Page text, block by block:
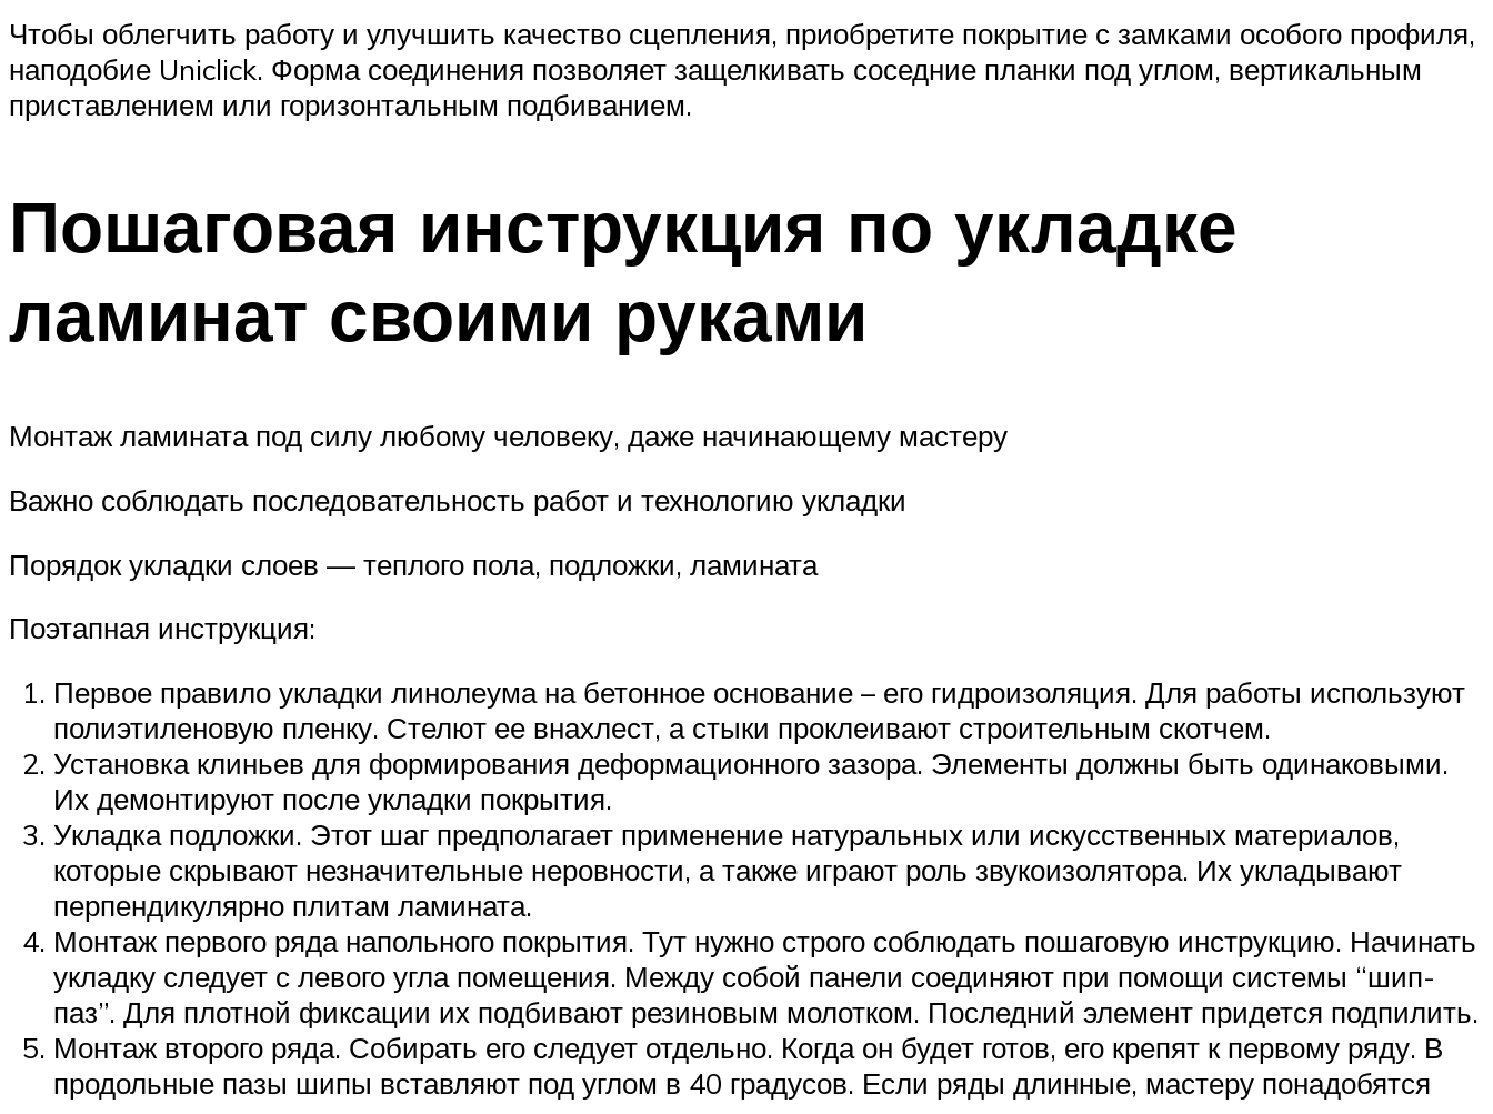
Чтобы облегчить работу и улучшить качество сцепления, приобретите покрытие с замками особого профиля,
наподобие Uniclick. Форма соединения позволяет защелкивать соседние планки под углом, вертикальным
приставлением или горизонтальным подбиванием.
Пошаговая инструкция по укладке
ламинат своими руками
Монтаж ламината под силу любому человеку, даже начинающему мастеру
Важно соблюдать последовательность работ и технологию укладки
Порядок укладки слоев — теплого пола, подложки, ламината
Поэтапная инструкция:
Первое правило укладки линолеума на бетонное основание – его гидроизоляция. Для работы используют
полиэтиленовую пленку. Стелют ее внахлест, а стыки проклеивают строительным скотчем.
Установка клиньев для формирования деформационного зазора. Элементы должны быть одинаковыми.
Их демонтируют после укладки покрытия.
Укладка подложки. Этот шаг предполагает применение натуральных или искусственных материалов,
которые скрывают незначительные неровности, а также играют роль звукоизолятора. Их укладывают
перпендикулярно плитам ламината.
Монтаж первого ряда напольного покрытия. Тут нужно строго соблюдать пошаговую инструкцию. Начинать
укладку следует с левого угла помещения. Между собой панели соединяют при помощи системы “шип-
паз”. Для плотной фиксации их подбивают резиновым молотком. Последний элемент придется подпилить.
Монтаж второго ряда. Собирать его следует отдельно. Когда он будет готов, его крепят к первому ряду. В
продольные пазы шипы вставляют под углом в 40 градусов. Если ряды длинные, мастеру понадобятся